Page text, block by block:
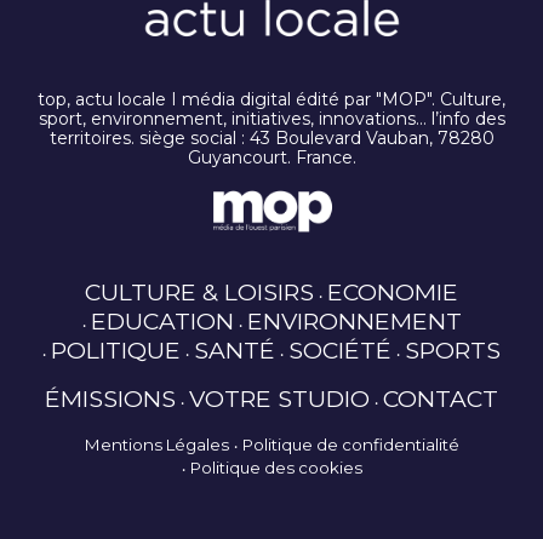
top, actu locale I média digital édité par "MOP". Culture,
sport, environnement, initiatives, innovations… l’info des
territoires. siège social : 43 Boulevard Vauban, 78280
Guyancourt. France.
CULTURE & LOISIRS ECONOMIE
EDUCATION ENVIRONNEMENT
POLITIQUE SANTÉ SOCIÉTÉ SPORTS
ÉMISSIONS VOTRE STUDIO CONTACT
Mentions Légales
Politique de confidentialité
Politique des cookies